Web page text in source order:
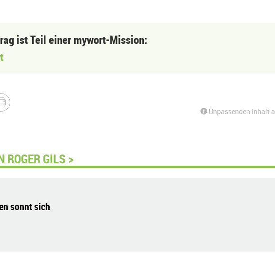
ist Teil einer mywort-Mission:
Unpassenden Inhalt
ROGER GILS >
sonnt sich